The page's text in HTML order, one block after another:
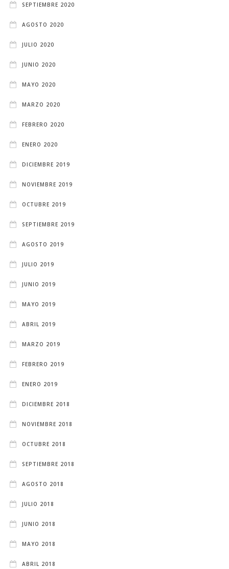
SEPTIEMBRE 2020
AGOSTO 2020
JULIO 2020
JUNIO 2020
MAYO 2020
MARZO 2020
FEBRERO 2020
ENERO 2020
DICIEMBRE 2019
NOVIEMBRE 2019
OCTUBRE 2019
SEPTIEMBRE 2019
AGOSTO 2019
JULIO 2019
JUNIO 2019
MAYO 2019
ABRIL 2019
MARZO 2019
FEBRERO 2019
ENERO 2019
DICIEMBRE 2018
NOVIEMBRE 2018
OCTUBRE 2018
SEPTIEMBRE 2018
AGOSTO 2018
JULIO 2018
JUNIO 2018
MAYO 2018
ABRIL 2018